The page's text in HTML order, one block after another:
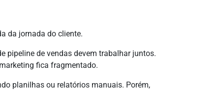
da jornada do cliente.
pipeline de vendas devem trabalhar juntos.
fica fragmentado.
planilhas ou relatórios manuais. Porém,